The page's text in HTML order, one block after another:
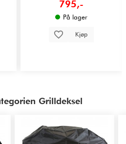
795,-
På lager
Kjøp
Grilldeksel